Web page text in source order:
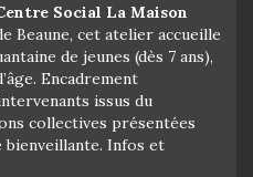
Social La Maison
Beaune, cet atelier accueille
de jeunes (dès 7 ans),
Encadrement
issus du
collectives présentées
bienveillante. Infos et